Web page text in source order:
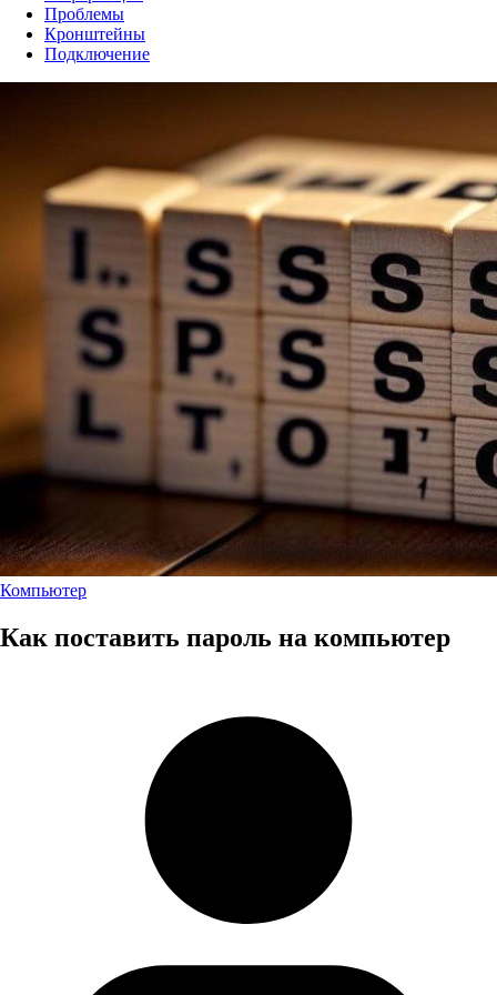
Проблемы
Кронштейны
Подключение
Компьютер
Как поставить пароль на компьютер